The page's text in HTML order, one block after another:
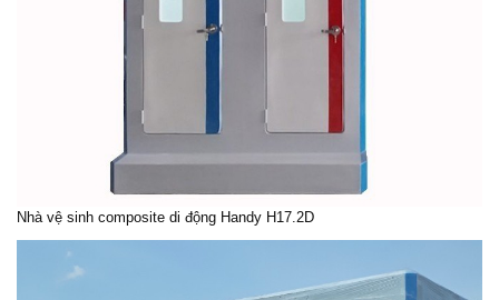
Nhà vệ sinh composite di động Handy H17.2D